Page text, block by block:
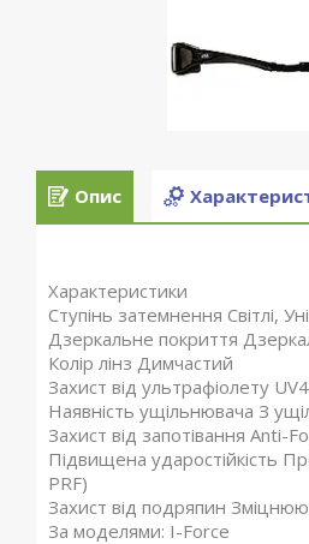
Опис
Характеристики
Ступінь затемнення Світлі,
Дзеркальне покриття
Колір лінз Димчастий
Захист від ультрафіолету
Наявність ущільнювача З
Захист від запотівання Anti-
Підвищена ударостійкість
PRF)
Захист від подряпин
За моделями: I-Force